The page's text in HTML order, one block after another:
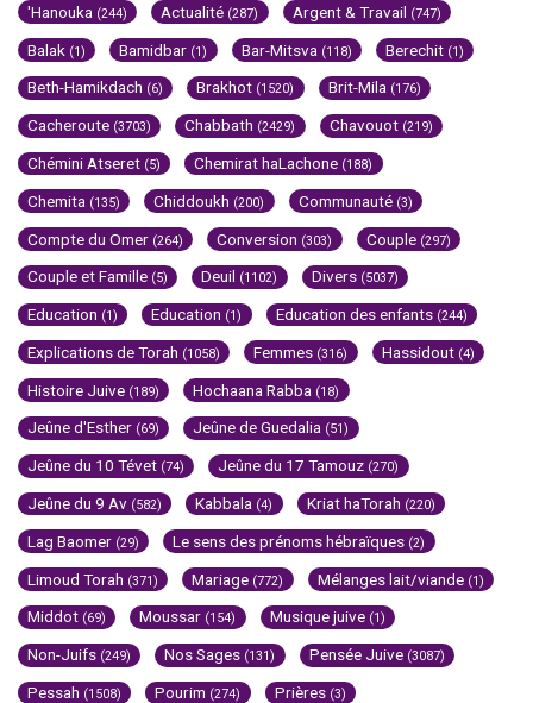
'Hanouka (244) Actualité (287) Argent & Travail (747)
Balak (1) Bamidbar (1) Bar-Mitsva (118) Berechit (1)
Beth-Hamikdach (6) Brakhot (1520) Brit-Mila (176)
Cacheroute (3703) Chabbath (2429) Chavouot (219)
Chémini Atseret (5) Chemirat haLachone (188)
Chemita (135) Chiddoukh (200) Communauté (3)
Compte du Omer (264) Conversion (303) Couple (297)
Couple et Famille (5) Deuil (1102) Divers (5037)
Education (1) Education (1) Education des enfants (244)
Explications de Torah (1058) Femmes (316) Hassidout (4)
Histoire Juive (189) Hochaana Rabba (18)
Jeûne d'Esther (69) Jeûne de Guedalia (51)
Jeûne du 10 Tévet (74) Jeûne du 17 Tamouz (270)
Jeûne du 9 Av (582) Kabbala (4) Kriat haTorah (220)
Lag Baomer (29) Le sens des prénoms hébraïques (2)
Limoud Torah (371) Mariage (772) Mélanges lait/viande (1)
Middot (69) Moussar (154) Musique juive (1)
Non-Juifs (249) Nos Sages (131) Pensée Juive (3087)
Pessah (1508) Pourim (274) Prières (3)